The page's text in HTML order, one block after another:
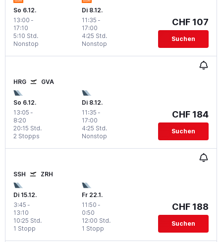
So 6.12.
13:00 -
17:10
Nonstop
5:10 Std.
Di 8.12.
11:35 -
17:00
Nonstop
4:25 Std.
CHF 107
Suchen
HRG GVA
So 6.12.
13:05 -
8:20
2 Stopps
20:15 Std.
Di 8.12.
11:35 -
17:00
Nonstop
4:25 Std.
CHF 184
Suchen
SSH ZRH
Di 15.12.
3:45 -
13:10
1 Stopp
10:25 Std.
Fr 22.1.
11:50 -
0:50
1 Stopp
12:00 Std.
CHF 188
Suchen